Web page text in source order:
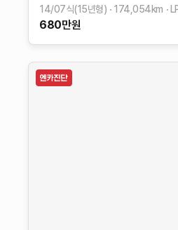
14/07식(15년형) 174,054km
680만원